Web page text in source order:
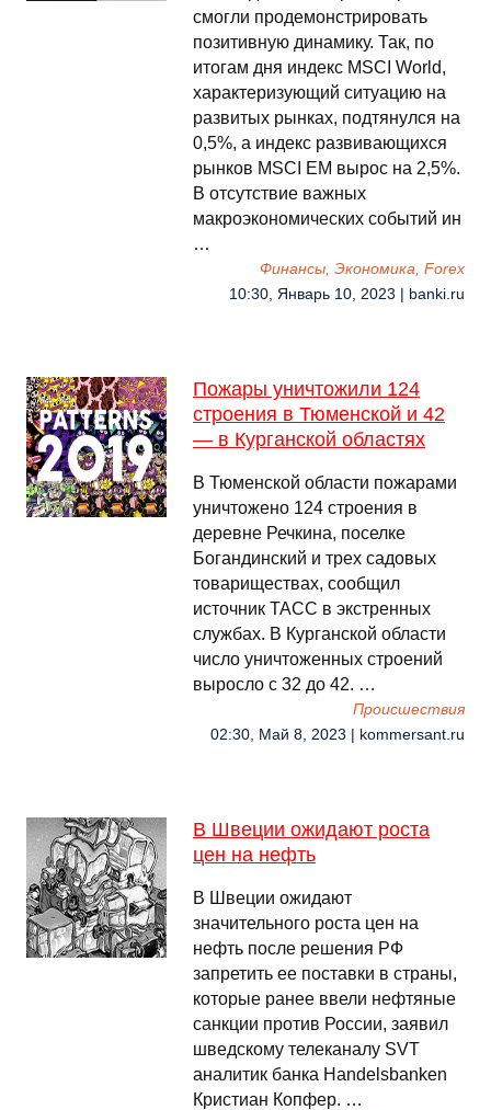
смогли продемонстрировать
позитивную динамику. Так, по
итогам дня индекс MSCI World,
характеризующий ситуацию на
развитых рынках, подтянулся на
0,5%, а индекс развивающихся
рынков MSCI EM вырос на 2,5%.
В отсутствие важных
макроэкономических событий ин
…
Финансы, Экономика, Forex
10:30, Январь 10, 2023 | banki.ru
Пожары уничтожили 124
строения в Тюменской и 42
— в Курганской областях
В Тюменской области пожарами
уничтожено 124 строения в
деревне Речкина, поселке
Богандинский и трех садовых
товариществах, сообщил
источник ТАСС в экстренных
службах. В Курганской области
число уничтоженных строений
выросло с 32 до 42. …
Происшествия
02:30, Май 8, 2023 | kommersant.ru
В Швеции ожидают роста
цен на нефть
В Швеции ожидают
значительного роста цен на
нефть после решения РФ
запретить ее поставки в страны,
которые ранее ввели нефтяные
санкции против России, заявил
шведскому телеканалу SVT
аналитик банка Handelsbanken
Кристиан Копфер. …